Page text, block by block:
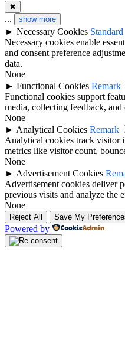
✖
... show more
► Necessary Cookies Standard
Necessary cookies enable
and consent preference
data.
None
► Functional Cookies Remark
Functional cookies support
media, collecting feedback,
None
► Analytical Cookies Remark
Analytical cookies track visitor
metrics like visitor count,
None
► Advertisement Cookies
Advertisement cookies deliver
previous visits and analyze the
None
Reject All Save My
Powered by